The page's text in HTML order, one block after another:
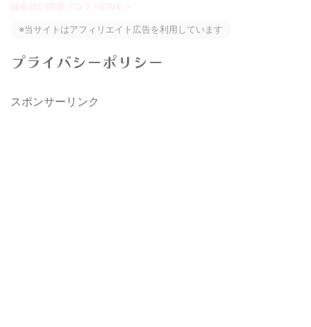
鍼灸師の開運ブログ HOME >
※当サイトはアフィリエイト広告を利用しています
プライバシーポリシー
スポンサーリンク